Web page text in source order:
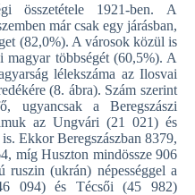
összetétele 1921-ben. A
már csak egy járásban,
(82,0%). A városok közül is
többségét (60,5%). A
lélekszáma az Ilosvai
(8. ábra). Szám szerint
ugyancsak a Beregszászi
az Ungvári (21 021) és
Ekkor Beregszászban 8379,
míg Huszton mindössze 906
ruszin (ukrán) népességgel a
094) és Técsői (45 982)